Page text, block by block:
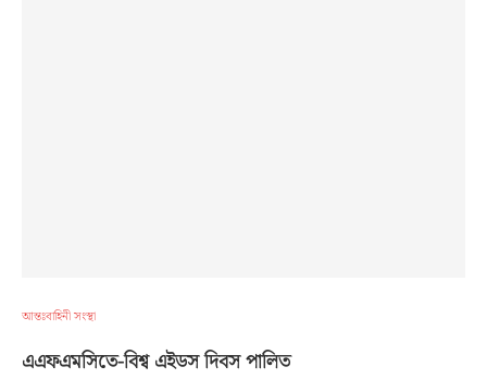
আন্তঃবাহিনী সংস্থা
এএফএমসিতে-বিশ্ব এইডস দিবস পালিত